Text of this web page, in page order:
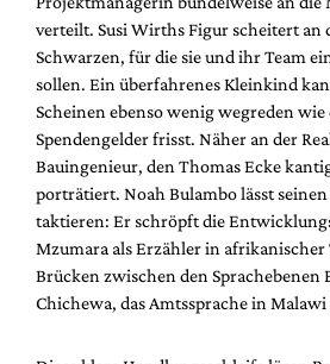
verteilt. Susi Wirths Figur scheitert
Schwarzen, für die sie und ihr Team
sollen. Ein überfahrenes Kleinkind
Scheinen ebenso wenig wegreden
Spendengelder frisst. Näher an der
Bauingenieur, den Thomas Ecke
porträtiert. Noah Bulambo lässt
taktieren: Er schröpft die
Mzumara als Erzähler in
Brücken zwischen den Sprachebenen
Chichewa, das Amtssprache in Malawi